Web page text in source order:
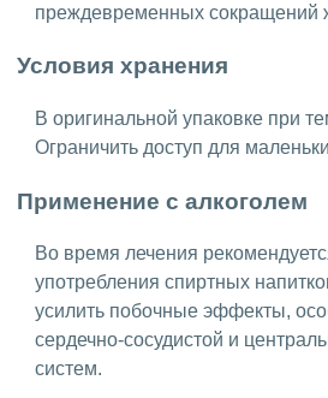
преждевременных сокращений
Условия хранения
В оригинальной упаковке при
Ограничить доступ для
Применение с алкоголем
Во время лечения
употребления спиртных
усилить побочные эффекты,
сердечно-сосудистой и
систем.